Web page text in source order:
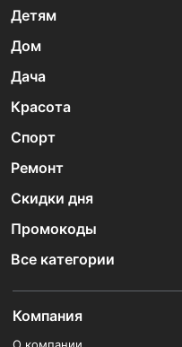
Детям
Дом
Дача
Красота
Спорт
Ремонт
Скидки дня
Промокоды
Все категории
Компания